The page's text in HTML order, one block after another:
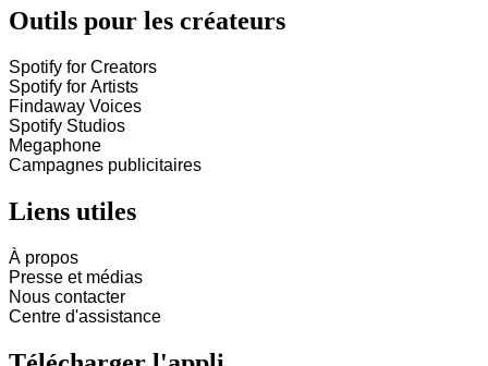
Outils pour les créateurs
Spotify for Creators
Spotify for Artists
Findaway Voices
Spotify Studios
Megaphone
Campagnes publicitaires
Liens utiles
À propos
Presse et médias
Nous contacter
Centre d'assistance